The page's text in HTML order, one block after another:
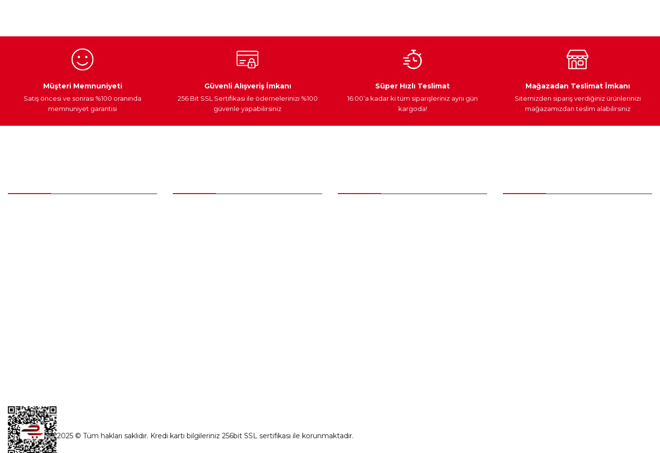
Egzoz Sistemi Ateşleme Sistemi Araç Farları Yedek Parça
Müşteri Memnuniyeti
Satış öncesi ve sonrası %100 oranında
memnuniyet garantisi
Güvenli Alışveriş İmkanı
256 Bit SSL Sertifikası ile ödemelerinizi %100
güvenle yapabilirsiniz
Süper Hızlı Teslimat
16:00’a kadar ki tüm siparişleriniz aynı gün
kargoda!
Mağazadan Teslimat İmkanı
Sitemizden sipariş verdiğiniz ürünlerinizi
mağazamızdan teslim alabilirsiniz
2025 © Tüm hakları saklıdır. Kredi kartı bilgileriniz 256bit SSL sertifikası ile korunmaktadır.